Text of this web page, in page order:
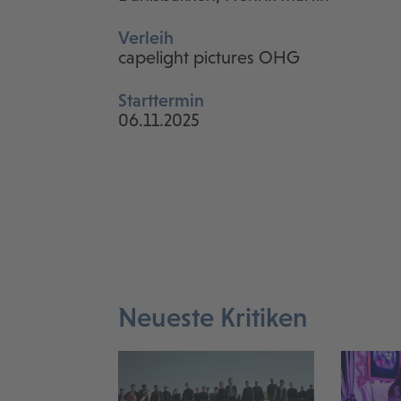
Verleih
capelight pictures OHG
Starttermin
06.11.2025
Neueste Kritiken